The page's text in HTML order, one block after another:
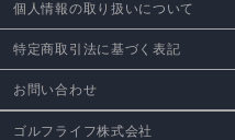
個人情報の取り扱いについて
特定商取引法に基づく表記
お問い合わせ
ゴルフライフ株式会社